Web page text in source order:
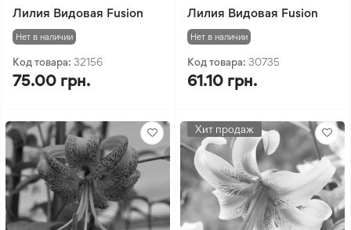
Лилия Видовая Fusion
Нет в наличии
Код товара: 32156
75.00 грн.
Лилия Видовая Fusion
Нет в наличии
Код товара: 30735
61.10 грн.
Хит продаж